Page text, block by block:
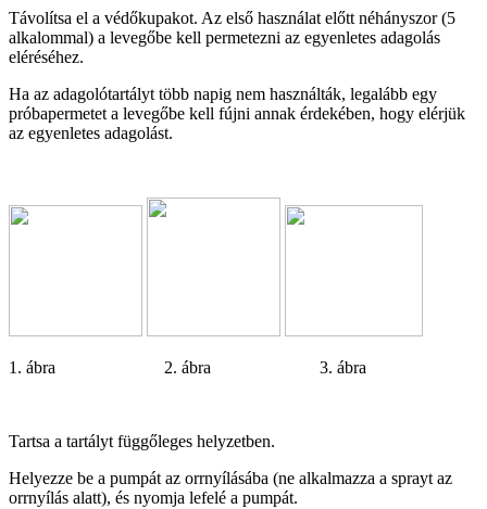
Távolítsa el a védőkupakot. Az első használat előtt néhányszor (5
alkalommal) a levegőbe kell permetezni az egyenletes adagolás
eléréséhez.
Ha az adagolótartályt több napig nem használták, legalább egy
próbapermetet a levegőbe kell fújni annak érdekében, hogy elérjük
az egyenletes adagolást.
1. ábra 2. ábra 3. ábra
Tartsa a tartályt függőleges helyzetben.
Helyezze be a pumpát az orrnyílásába (ne alkalmazza a sprayt az
orrnyílás alatt), és nyomja lefelé a pumpát.